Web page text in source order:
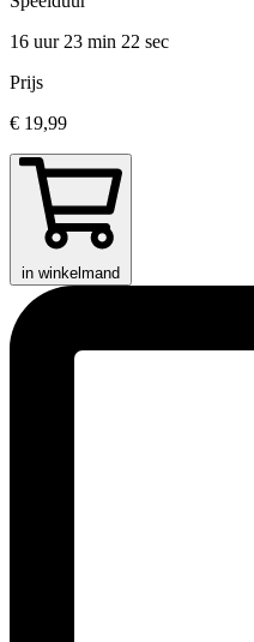
16 uur 23 min 22 sec
Prijs
€ 19,99
in winkelmand